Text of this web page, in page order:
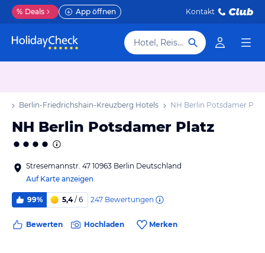
% Deals App öffnen Kontakt
Hotel, Reiseziel
Berlin-Friedrichshain-Kreuzberg Hotels NH Berlin Potsdamer
NH Berlin Potsdamer Platz
Stresemannstr. 47 10963 Berlin Deutschland
Auf Karte anzeigen
99% 5,4/ 6 247 Bewertungen
Bewerten Hochladen Merken